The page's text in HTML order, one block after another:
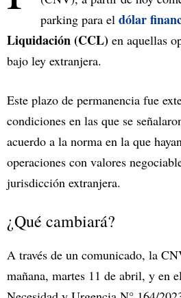
parking para el dólar
Liquidación (CCL) en aquellas
bajo ley extranjera.
Este plazo de permanencia fue
condiciones en las que se
acuerdo a la norma en la que
operaciones con valores
jurisdicción extranjera.
¿Qué cambiará?
A través de un comunicado, la
mañana, martes 11 de abril, y en